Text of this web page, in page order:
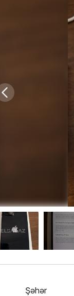
Şəhər